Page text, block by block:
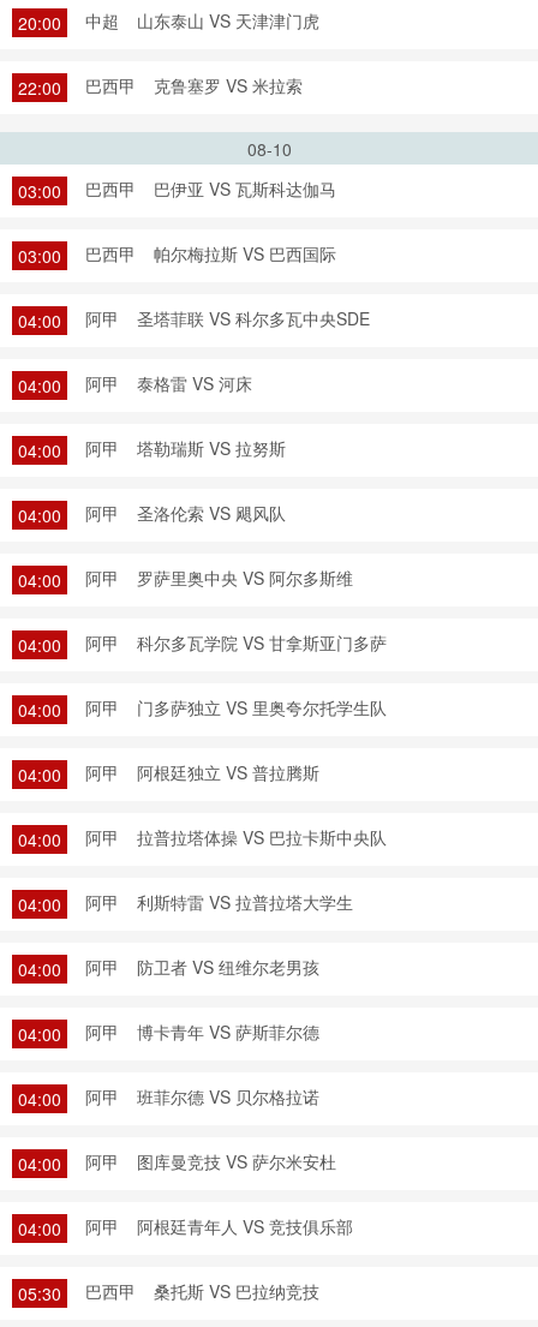
20:00 中超 山东泰山 VS 天津津门虎
22:00 巴西甲 克鲁塞罗 VS 米拉索
08-10
03:00
巴西甲 巴伊亚 VS 瓦斯科达伽马
03:00 巴西甲 帕尔梅拉斯 VS 巴西国际
04:00 阿甲 圣塔菲联 VS 科尔多瓦中央SDE
04:00 阿甲 泰格雷 VS 河床
04:00 阿甲 塔勒瑞斯 VS 拉努斯
04:00 阿甲 圣洛伦索 VS 飓风队
04:00 阿甲 罗萨里奥中央 VS 阿尔多斯维
04:00 阿甲 科尔多瓦学院 VS 甘拿斯亚门多萨
04:00 阿甲 门多萨独立 VS 里奥夸尔托学生队
04:00 阿甲 阿根廷独立 VS 普拉腾斯
04:00 阿甲 拉普拉塔体操 VS 巴拉卡斯中央队
04:00 阿甲 利斯特雷 VS 拉普拉塔大学生
04:00 阿甲 防卫者 VS 纽维尔老男孩
04:00 阿甲 博卡青年 VS 萨斯菲尔德
04:00 阿甲 班菲尔德 VS 贝尔格拉诺
04:00 阿甲 图库曼竞技 VS 萨尔米安杜
04:00 阿甲 阿根廷青年人 VS 竞技俱乐部
05:30 巴西甲 桑托斯 VS 巴拉纳竞技